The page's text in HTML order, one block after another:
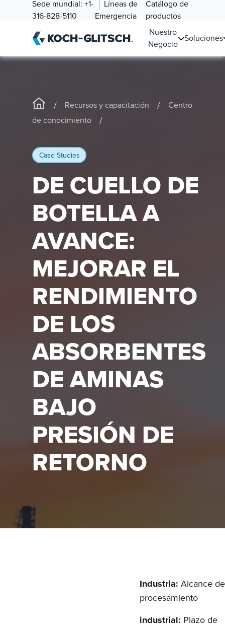
Sede mundial: +1-
316-828-5110
Líneas de
Emergencia
Catálogo de
productos
Nuestro
Negocio
Soluciones
/ Recursos y capacitación /
Centro
de conocimiento
/
Case Studies
DE CUELLO DE
BOTELLA A
AVANCE:
MEJORAR EL
RENDIMIENTO
DE LOS
ABSORBENTES
DE AMINAS
BAJO
PRESIÓN DE
RETORNO
Industria: Alcance de
procesamiento
industrial: Plazo de